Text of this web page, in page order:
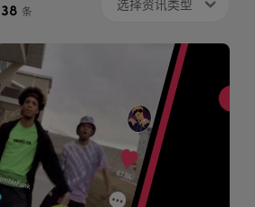
38 条 选择资讯类型